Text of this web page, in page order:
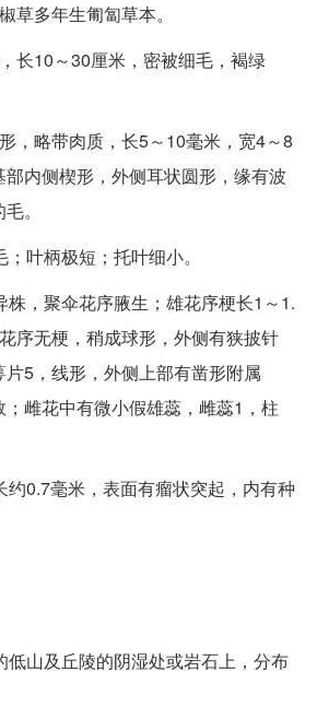
草多年生匍匐草本。
长10～30厘米，密被细毛，褐绿
，略带肉质，长5～10毫米，宽4～8
内侧楔形，外侧耳状圆形，缘有波
。
叶柄极短；托叶细小。
株，聚伞花序腋生；雄花序梗长1～1.
序无梗，稍成球形，外侧有狭披针
5，线形，外侧上部有凿形附属
雌花中有微小假雄蕊，雌蕊1，柱
约0.7毫米，表面有瘤状突起，内有种
低山及丘陵的阴湿处或岩石上，分布